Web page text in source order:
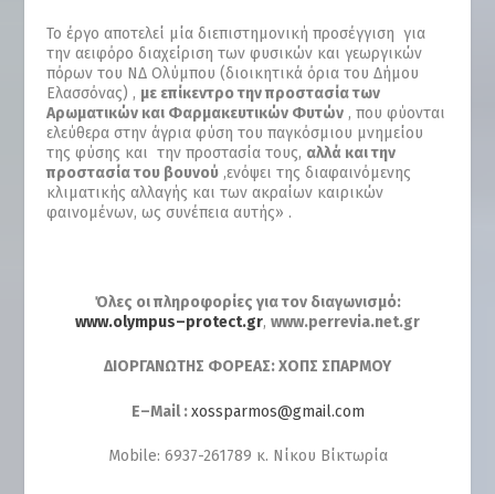
Το έργο αποτελεί μία διεπιστημονική προσέγγιση για
την αειφόρο διαχείριση των φυσικών και γεωργικών
πόρων του ΝΔ Ολύμπου (διοικητικά όρια του Δήμου
Ελασσόνας) , με επίκεντρο την προστασία των
Αρωματικών και Φαρμακευτικών Φυτών , που φύονται
ελεύθερα στην άγρια φύση του παγκόσμιου μνημείου
της φύσης και την προστασία τους, αλλά και την
προστασία του βουνού ,ενόψει της διαφαινόμενης
κλιματικής αλλαγής και των ακραίων καιρικών
φαινομένων, ως συνέπεια αυτής» .
Όλες οι πληροφορίες για τον διαγωνισμό:
www.olympus–protect.gr, www.perrevia.net.gr
ΔΙΟΡΓΑΝΩΤΗΣ ΦΟΡΕΑΣ: ΧΟΠΣ ΣΠΑΡΜΟΥ
E–Mail:xossparmos@gmail.com
Mobile: 6937-261789 κ. Νίκου Βίκτωρία